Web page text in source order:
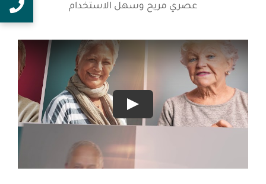
عصري مريح وسهل الاستخدام